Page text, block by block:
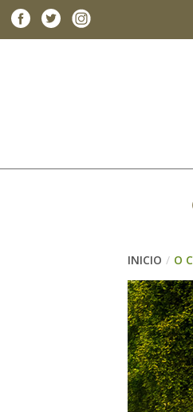
Facebook
TwitterInstagram
INICIO / O